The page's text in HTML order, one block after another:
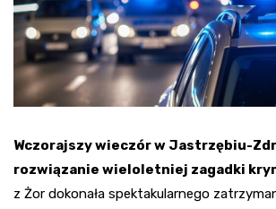
Wczorajszy wieczór w Jastrzębiu-
rozwiązanie wieloletniej zagadki
z Żor dokonała spektakularnego